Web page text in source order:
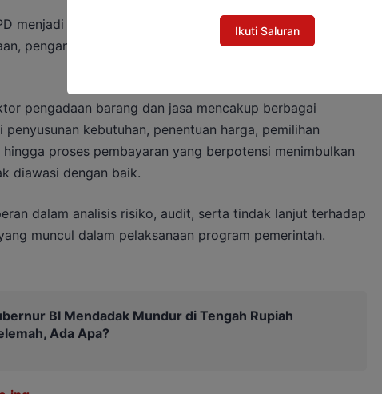
menjadi salah satu instrumen penting karena berkaitan
penganggaran, penatausahaan hingga pelaporan
pengadaan barang dan jasa mencakup berbagai
penyusunan kebutuhan, penentuan harga, pemilihan
proses pembayaran yang berpotensi menimbulkan
diawasi dengan baik.
dalam analisis risiko, audit, serta tindak lanjut terhadap
muncul dalam pelaksanaan program pemerintah.
BI Mendadak Mundur di Tengah Rupiah
Ada Apa?
Ikuti Saluran